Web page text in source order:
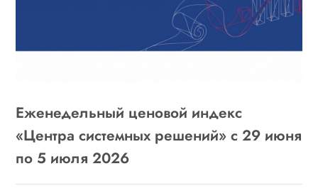
Еженедельный ценовой индекс
«Центра системных решений» с 29 июня
по 5 июля 2026